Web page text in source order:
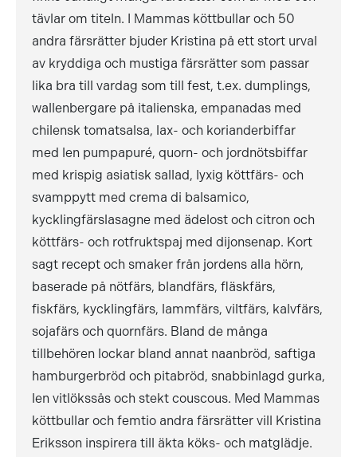
tävlar om titeln. I Mammas köttbullar och 50
andra färsrätter bjuder Kristina på ett stort urval
av kryddiga och mustiga färsrätter som passar
lika bra till vardag som till fest, t.ex. dumplings,
wallenbergare på italienska, empanadas med
chilensk tomatsalsa, lax- och korianderbiffar
med len pumpapuré, quorn- och jordnötsbiffar
med krispig asiatisk sallad, lyxig köttfärs- och
svamppytt med crema di balsamico,
kycklingfärslasagne med ädelost och citron och
köttfärs- och rotfruktspaj med dijonsenap. Kort
sagt recept och smaker från jordens alla hörn,
baserade på nötfärs, blandfärs, fläskfärs,
fiskfärs, kycklingfärs, lammfärs, viltfärs, kalvfärs,
sojafärs och quornfärs. Bland de många
tillbehören lockar bland annat naanbröd, saftiga
hamburgerbröd och pitabröd, snabbinlagd gurka,
len vitlökssås och stekt couscous. Med Mammas
köttbullar och femtio andra färsrätter vill Kristina
Eriksson inspirera till äkta köks- och matglädje.